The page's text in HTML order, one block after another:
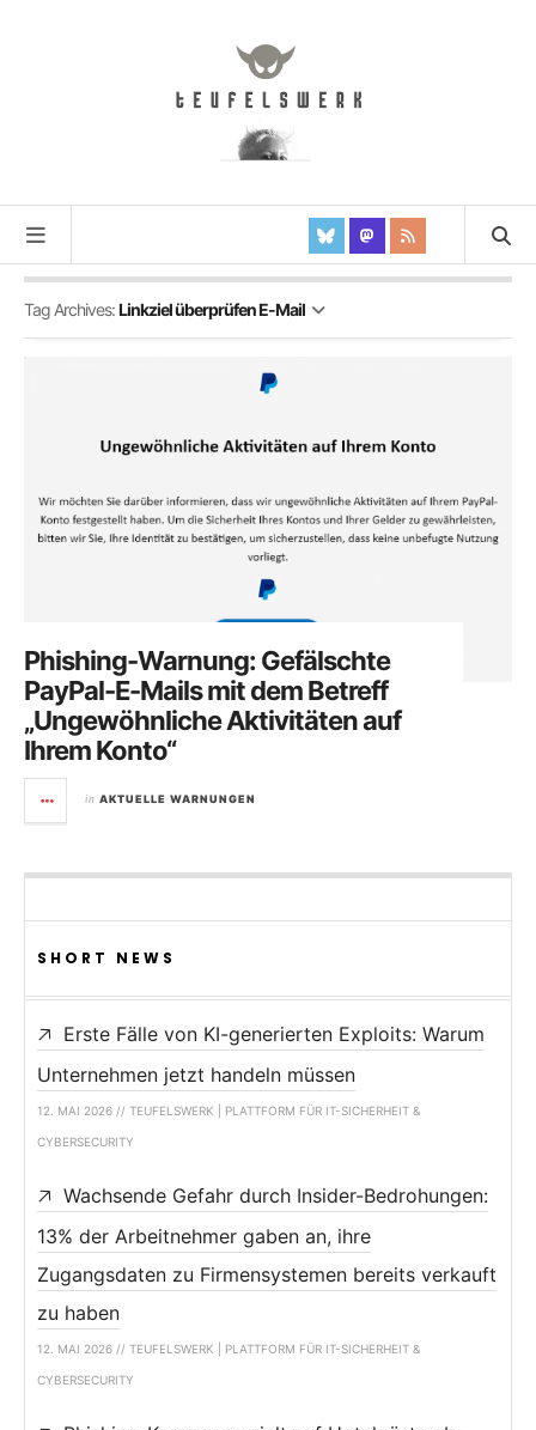
Tag Archives:Linkziel überprüfen E-Mail
Phishing-Warnung: Gefälschte
PayPal-E-Mails mit dem Betreff
„Ungewöhnliche Aktivitäten auf
Ihrem Konto“
in AKTUELLE WARNUNGEN
SHORT NEWS
Erste Fälle von KI-generierten Exploits: Warum
Unternehmen jetzt handeln müssen
12. MAI 2026 // TEUFELSWERK | PLATTFORM FÜR IT-SICHERHEIT &
CYBERSECURITY
Wachsende Gefahr durch Insider-Bedrohungen:
13% der Arbeitnehmer gaben an, ihre
Zugangsdaten zu Firmensystemen bereits verkauft
zu haben
12. MAI 2026 // TEUFELSWERK | PLATTFORM FÜR IT-SICHERHEIT &
CYBERSECURITY